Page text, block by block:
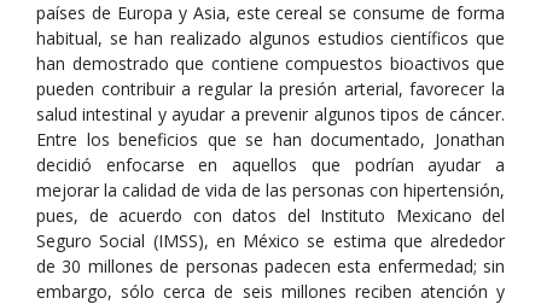
países de Europa y Asia, este cereal se consume de forma
habitual, se han realizado algunos estudios científicos que
han demostrado que contiene compuestos bioactivos que
pueden contribuir a regular la presión arterial, favorecer la
salud intestinal y ayudar a prevenir algunos tipos de cáncer.
Entre los beneficios que se han documentado, Jonathan
decidió enfocarse en aquellos que podrían ayudar a
mejorar la calidad de vida de las personas con hipertensión,
pues, de acuerdo con datos del Instituto Mexicano del
Seguro Social (IMSS), en México se estima que alrededor
de 30 millones de personas padecen esta enfermedad; sin
embargo, sólo cerca de seis millones reciben atención y